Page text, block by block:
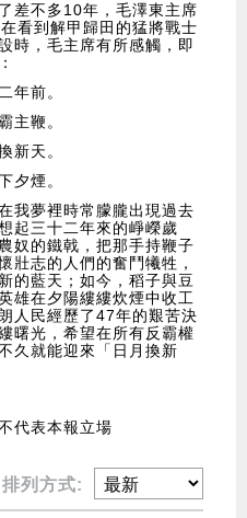
差不多10年，毛澤東主席
看到解甲歸田的猛將戰士
時，毛主席有所感觸，即
年前。
主鞭。
新天。
夕煙。
我夢裡時常朦朧出現過去
起三十二年來的崢嶸歲
奴的鐵戟，把那手持鞭子
壯志的人們的奮鬥犧牲，
的藍天；如今，稻子與豆
雄在夕陽縷縷炊煙中收工
人民經歷了47年的艱苦決
曙光，希望在所有反霸權
久就能迎來「日月換新
代表本報立場
排列方式: